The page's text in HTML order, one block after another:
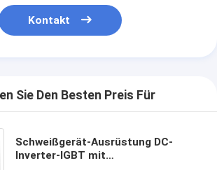
Kontakt
Sie Den Besten Preis Für
Schweißgerät-Ausrüstung DC-
Inverter-IGBT mit